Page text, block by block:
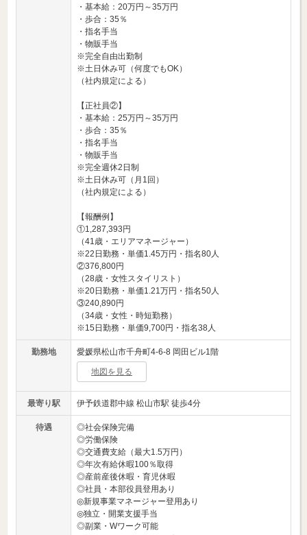
・基本給：20万円～35万円
・歩合：35％
・指名手当
・物販手当
※完全自由出勤制
※土日休み可（何度でもOK）
（社内規定による）
【正社員②】
・基本給：25万円～35万円
・歩合：35％
・指名手当
・物販手当
※完全週休2日制
※土日休み可（月1回）
（社内規定による）
【報酬例】
①1,287,393円
（41歳・エリアマネージャー）
※22日勤務・単価1.45万円・指名80人
②376,800円
（28歳・女性スタイリスト）
※20日勤務・単価1.21万円・指名50人
③240,890円
（34歳・女性・時短勤務）
※15日勤務・単価9,700円・指名38人
勤務地 愛媛県松山市千舟町4-6-8 岡田ビル1階
地図を見る
最寄り駅 伊予鉄道郡中線 松山市駅 徒歩4分
待遇
◎社会保険完備
◎労働保険
◎交通費支給（最大1.5万円）
◎年次有給休暇100％取得
◎産前産後休暇・育児休暇
◎社員・本部役員登用あり
◎新規事業マネージャー登用あり
◎独立・開業支援手当
◎副業・Wワーク可能